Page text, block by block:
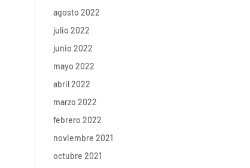
agosto 2022
julio 2022
junio 2022
mayo 2022
abril 2022
marzo 2022
febrero 2022
noviembre 2021
octubre 2021